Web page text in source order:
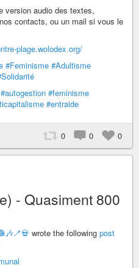
version audio des textes,
contacts, ou un mail si vous le
plage.wolodex.org/
#Feminisme #Adultisme
#autogestion #feminisme
#entraide
0 0 0
- Quasiment 800
wrote the following post